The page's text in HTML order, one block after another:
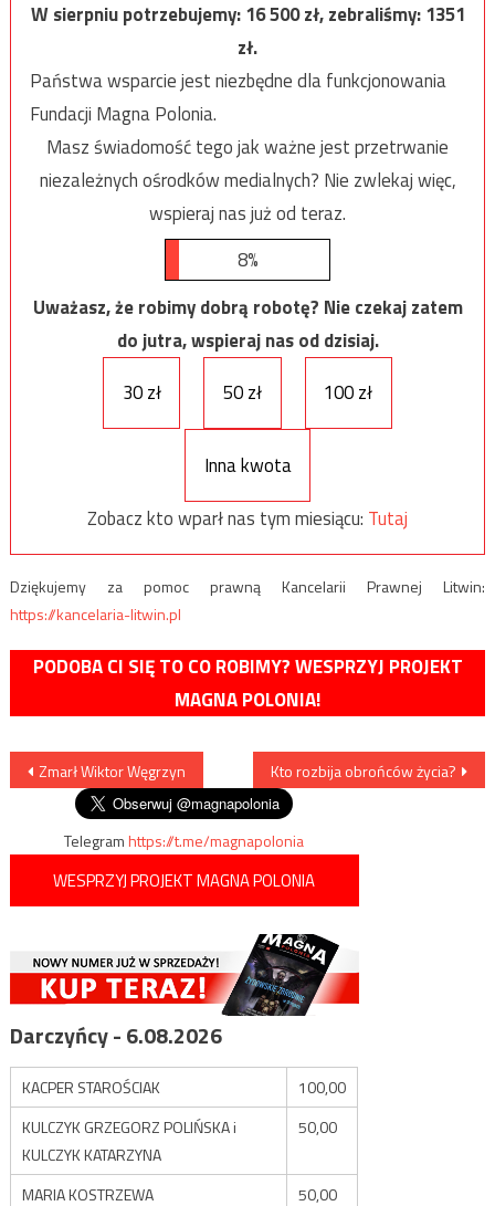
W sierpniu potrzebujemy:16 500zł, zebraliśmy:1351
zł.
Państwa wsparcie jest niezbędne dla funkcjonowania
Fundacji Magna Polonia.
Masz świadomość tego jak ważne jest przetrwanie
niezależnych ośrodków medialnych? Nie zwlekaj więc,
wspieraj nas już od teraz.
8%
Uważasz, że robimy dobrą robotę? Nie czekaj zatem
do jutra, wspieraj nas od dzisiaj.
30 zł
50 zł 100 zł
Inna kwota
Zobacz kto wparł nas tym miesiącu: Tutaj
Dziękujemy za pomoc prawną Kancelarii Prawnej Litwin:
https://kancelaria-litwin.pl
PODOBA CI SIĘ TO CO ROBIMY? WESPRZYJ PROJEKT
MAGNA POLONIA!
Nawigacja
wpisu
Zmarł Wiktor Węgrzyn Kto rozbija obrońców życia?
Telegramhttps://t.me/magnapolonia
WESPRZYJ PROJEKT MAGNA POLONIA
Darczyńcy - 6.08.2026
KACPER STAROŚCIAK
100,00
KULCZYK GRZEGORZ POLIŃSKA i
KULCZYK KATARZYNA
50,00
MARIA KOSTRZEWA 50,00